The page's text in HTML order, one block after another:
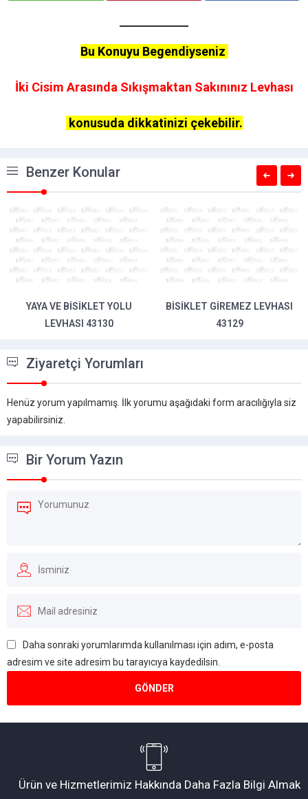
Bu Konuyu Begendiyseniz
İki Cisim Arasında Sıkışmaktan Sakınınız Levhası
konusuda dikkatinizi çekebilir.
Benzer Konular
YAYA VE BISIKLET YOLU
LEVHASI 43130
BISIKLET GIREMEZ LEVHASI
43129
Ziyaretçi Yorumları
Henüz yorum yapılmamış. İlk yorumu aşağıdaki form aracılığıyla siz
yapabilirsiniz.
Bir Yorum Yazın
Daha sonraki yorumlarımda kullanılması için adım, e-posta
adresim ve site adresim bu tarayıcıya kaydedilsin.
Ürün ve Hizmetlerimiz Hakkında Daha Fazla Bilgi Almak